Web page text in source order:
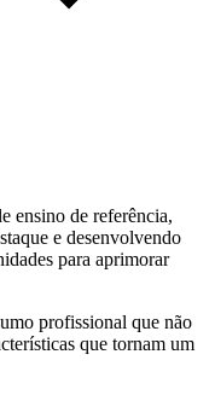
ensino de referência,
e desenvolvendo
para aprimorar
profissional que não
que tornam um